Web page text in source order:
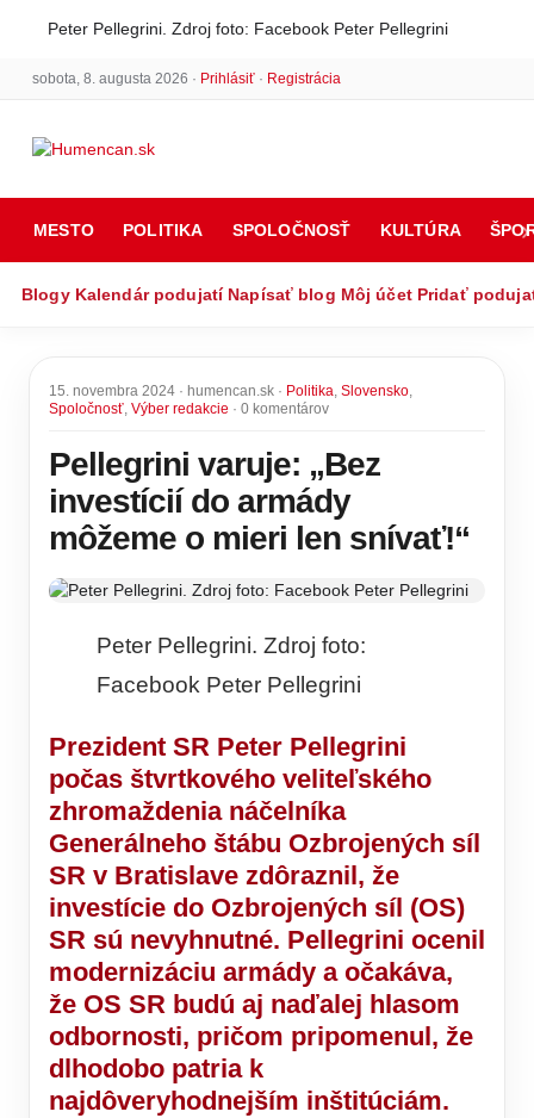
Peter Pellegrini. Zdroj foto: Facebook Peter Pellegrini
sobota, 8. augusta 2026 · Prihlásiť· Registrácia
MESTO POLITIKA SPOLOČNOSŤ KULTÚRA
Blogy Kalendár podujatí Napísať blog Môj účet Pridať
15. novembra 2024 · humencan.sk · Politika, Slovensko,
Spoločnosť, Výber redakcie · 0 komentárov
Pellegrini varuje: „Bez
investícií do armády
môžeme o mieri len snívať!“
Peter Pellegrini. Zdroj foto:
Facebook Peter Pellegrini
Prezident SR Peter Pellegrini
počas štvrtkového veliteľského
zhromaždenia náčelníka
Generálneho štábu Ozbrojených síl
SR v Bratislave zdôraznil, že
investície do Ozbrojených síl (OS)
SR sú nevyhnutné. Pellegrini ocenil
modernizáciu armády a očakáva,
že OS SR budú aj naďalej hlasom
odbornosti, pričom pripomenul, že
dlhodobo patria k
najdôveryhodnejším inštitúciám.